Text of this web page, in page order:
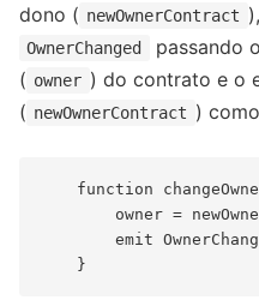
dono ( newOwnerContract
OwnerChanged
passando
( owner ) do contrato e o
( newOwnerContract )
function
owner =
emit